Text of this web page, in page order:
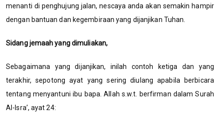
menanti di penghujung jalan, nescaya anda akan semakin hampir
dengan bantuan dan kegembiraan yang dijanjikan Tuhan.
Sidang jemaah yang dimuliakan,
Sebagaimana yang dijanjikan, inilah contoh ketiga dan yang
terakhir, sepotong ayat yang sering diulang apabila berbicara
tentang menyantuni ibu bapa. Allah s.w.t. berfirman dalam Surah
Al-Isra’, ayat 24: